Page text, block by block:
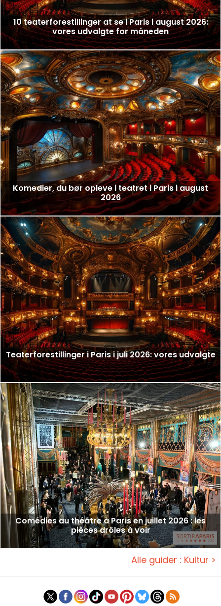
10 teaterforestillinger at se i Paris i august 2026:
vores udvalgte for måneden
Komedier, du bør opleve i teatret i Paris i august
2026
Teaterforestillinger i Paris i juli 2026: vores udvalgte
Comédies au théâtre à Paris en juillet 2026 : les
pièces drôles à voir
Alle guider : Kultur >